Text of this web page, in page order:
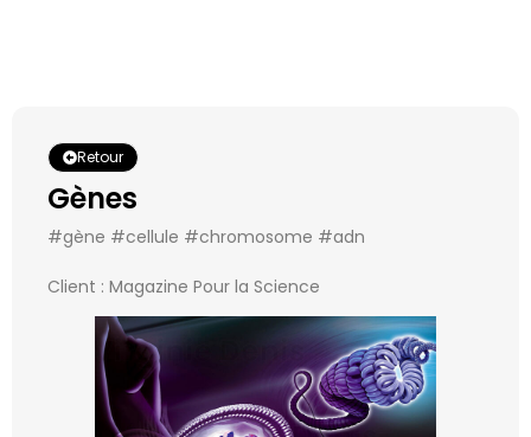
Retour
Gènes
#gène #cellule #chromosome #adn
Client : Magazine Pour la Science